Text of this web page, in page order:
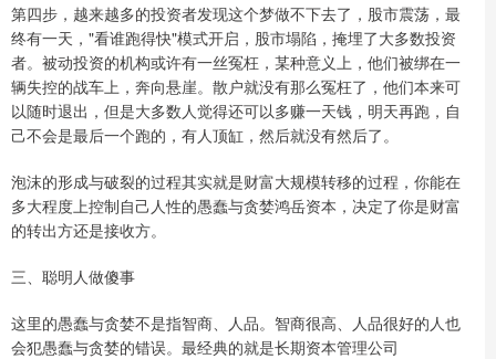
第四步，越来越多的投资者发现这个梦做不下去了，股市震荡，最
终有一天，"看谁跑得快"模式开启，股市塌陷，掩埋了大多数投资
者。被动投资的机构或许有一丝冤枉，某种意义上，他们被绑在一
辆失控的战车上，奔向悬崖。散户就没有那么冤枉了，他们本来可
以随时退出，但是大多数人觉得还可以多赚一天钱，明天再跑，自
己不会是最后一个跑的，有人顶缸，然后就没有然后了。
泡沫的形成与破裂的过程其实就是财富大规模转移的过程，你能在
多大程度上控制自己人性的愚蠢与贪婪鸿岳资本，决定了你是财富
的转出方还是接收方。
三、聪明人做傻事
这里的愚蠢与贪婪不是指智商、人品。智商很高、人品很好的人也
会犯愚蠢与贪婪的错误。最经典的就是长期资本管理公司